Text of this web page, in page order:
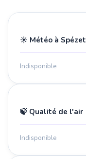
☀️ Météo à Spézet
Indisponible
🍃 Qualité de l'air
Indisponible